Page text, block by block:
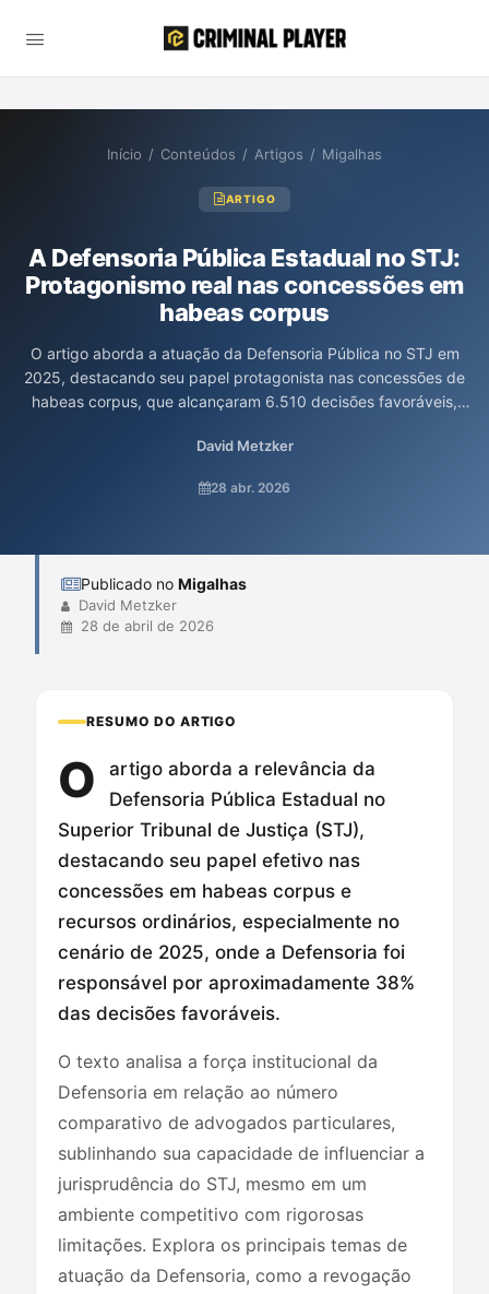
Início / Conteúdos / Artigos / Migalhas
ARTIGO
A Defensoria Pública Estadual no STJ:
Protagonismo real nas concessões em
habeas corpus
O artigo aborda a atuação da Defensoria Pública no STJ em
2025, destacando seu papel protagonista nas concessões de
habeas corpus, que alcançaram 6.510 decisões favoráveis,
eficiência da Defensoria, mesmo diante da disparidade entre
significativo na correção de ilegalidades processuais,
David Metzker
28 abr. 2026
Publicado no Migalhas
David Metzker
28 de abril de 2026
RESUMO DO ARTIGO
O
artigo aborda a relevância da
Defensoria Pública Estadual no
Superior Tribunal de Justiça (STJ),
destacando seu papel efetivo nas
concessões em habeas corpus e
recursos ordinários, especialmente no
cenário de 2025, onde a Defensoria foi
responsável por aproximadamente 38%
das decisões favoráveis.
O texto analisa a força institucional da
Defensoria em relação ao número
comparativo de advogados particulares,
sublinhando sua capacidade de influenciar a
jurisprudência do STJ, mesmo em um
ambiente competitivo com rigorosas
limitações. Explora os principais temas de
atuação da Defensoria, como a revogação